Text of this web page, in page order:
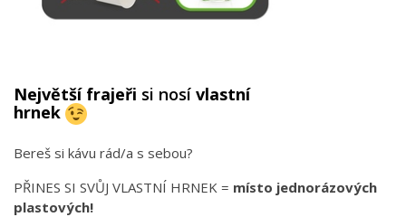
Největší frajeři si nosí vlastní
hrnek
Bereš si kávu rád/a s sebou?
PŘINES SI SVŮJ VLASTNÍ HRNEK = místo jednorázových
plastových!